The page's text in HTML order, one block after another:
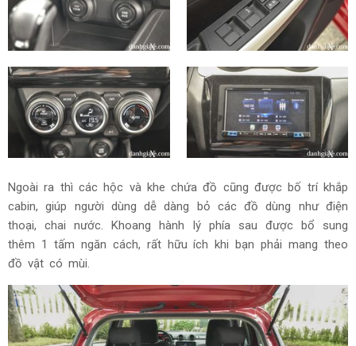
Ngoài ra thì các hộc và khe chứa đồ cũng được bố trí khắp
cabin, giúp người dùng dễ dàng bỏ các đồ dùng như điện
thoại, chai nước. Khoang hành lý phía sau được bổ sung
thêm 1 tấm ngăn cách, rất hữu ích khi bạn phải mang theo
đồ vật có mùi.